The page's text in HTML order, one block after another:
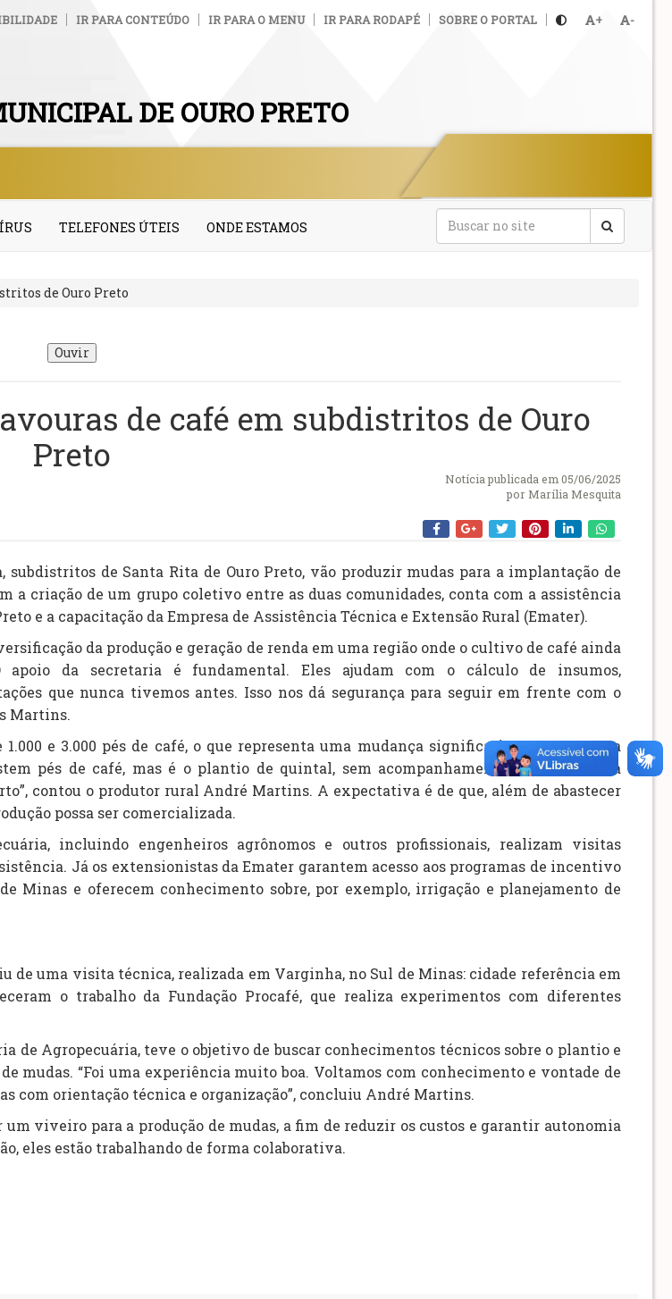
IR PARA CONTEÚDO IR PARA O MENU IR PARA RODAPÉ SOBRE O PORTAL + -
DE OURO PRETO
TELEFONES ÚTEIS ONDE ESTAMOS
de Ouro Preto
Ouvir
de café em subdistritos de Ouro
Preto
Notícia publicada em 05/06/2025
por Marília Mesquita
subdistritos de Santa Rita de Ouro Preto, vão produzir mudas para a implantação de
a criação de um grupo coletivo entre as duas comunidades, conta com a assistência
e a capacitação da Empresa de Assistência Técnica e Extensão Rural (Emater).
da produção e geração de renda em uma região onde o cultivo de café ainda
apoio da secretaria é fundamental. Eles ajudam com o cálculo de insumos,
que nunca tivemos antes. Isso nos dá segurança para seguir em frente com o
Martins.
e 3.000 pés de café, o que representa uma mudança significativa no panorama
pés de café, mas é o plantio de quintal, sem acompanhamento técnico. Agora
contou o produtor rural André Martins. A expectativa é de que, além de abastecer
possa ser comercializada.
incluindo engenheiros agrônomos e outros profissionais, realizam visitas
Já os extensionistas da Emater garantem acesso aos programas de incentivo
Minas e oferecem conhecimento sobre, por exemplo, irrigação e planejamento de
de uma visita técnica, realizada em Varginha, no Sul de Minas: cidade referência em
o trabalho da Fundação Procafé, que realiza experimentos com diferentes
de Agropecuária, teve o objetivo de buscar conhecimentos técnicos sobre o plantio e
mudas. “Foi uma experiência muito boa. Voltamos com conhecimento e vontade de
com orientação técnica e organização”, concluiu André Martins.
viveiro para a produção de mudas, a fim de reduzir os custos e garantir autonomia
eles estão trabalhando de forma colaborativa.